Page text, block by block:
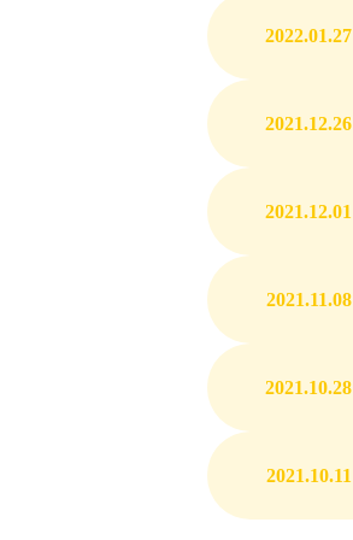
2022.01.27
2021.12.26
2021.12.01
2021.11.08
2021.10.28
2021.10.11